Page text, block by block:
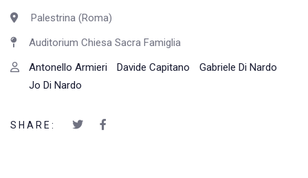
Palestrina (Roma)
Auditorium Chiesa Sacra Famiglia
Antonello Armieri
Davide Capitano
Gabriele Di Nardo
Jo Di Nardo
SHARE: